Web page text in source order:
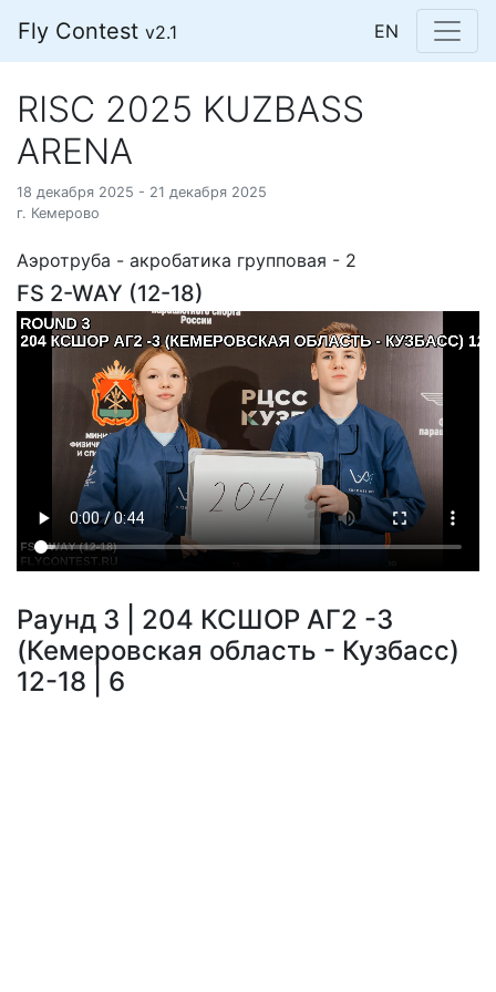
Fly Contest v2.1 EN
RISC 2025 KUZBASS
ARENA
18 декабря 2025 - 21 декабря 2025
г. Кемерово
Аэротруба - акробатика групповая - 2
FS 2-WAY (12-18)
Раунд 3 | 204 КСШОР АГ2 -3
(Кемеровская область - Кузбасс)
12-18 | 6